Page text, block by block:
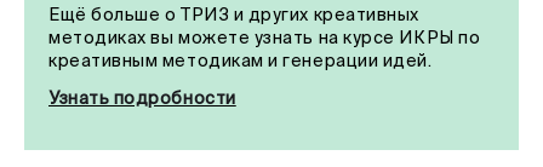
Ещё больше о ТРИЗ и других креативных
методиках вы можете узнать на курсе ИКРЫ по
креативным методикам и генерации идей.
Узнать подробности